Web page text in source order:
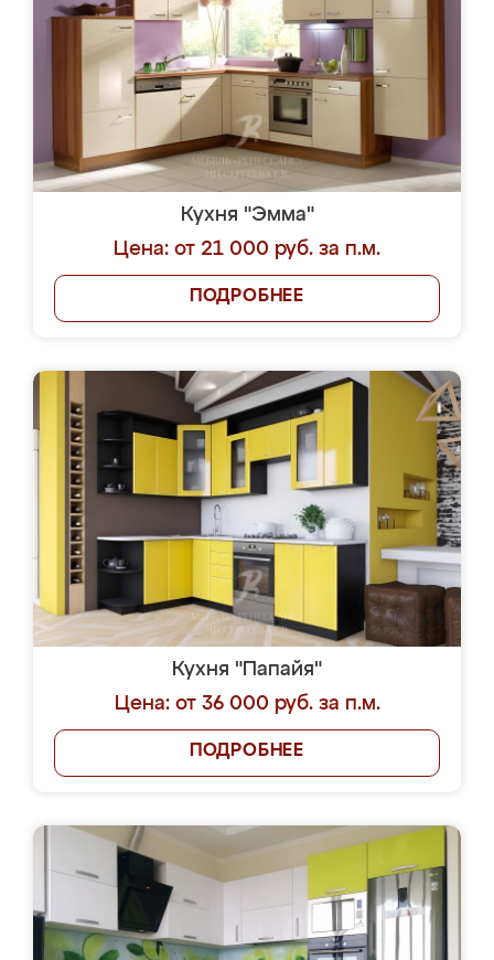
Кухня "Эмма"
Цена: от 21 000 руб. за п.м.
ПОДРОБНЕЕ
Кухня "Папайя"
Цена: от 36 000 руб. за п.м.
ПОДРОБНЕЕ